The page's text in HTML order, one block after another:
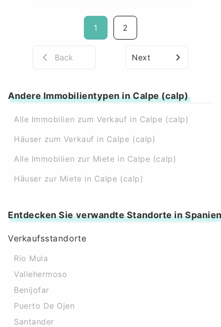
1 2
Back Next
Andere Immobilientypen in Calpe (calp)
Alle Immobilien zum Verkauf in Calpe (calp)
Häuser zum Verkauf in Calpe (calp)
Alle Immobilien zur Miete in Calpe (calp)
Häuser zur Miete in Calpe (calp)
Entdecken Sie verwandte Standorte in
Verkaufsstandorte
Rio Mula
Vallehermoso
Benijofar
Puerto De Ojen
Santander